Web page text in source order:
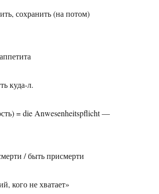
сохранить (на потом)
куда-л.
= die Anwesenheitspflicht —
/ быть присмерти
кого не хватает»